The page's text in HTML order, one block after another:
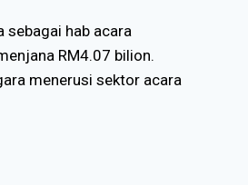
sebagai hab acara
RM4.07 bilion.
menerusi sektor acara